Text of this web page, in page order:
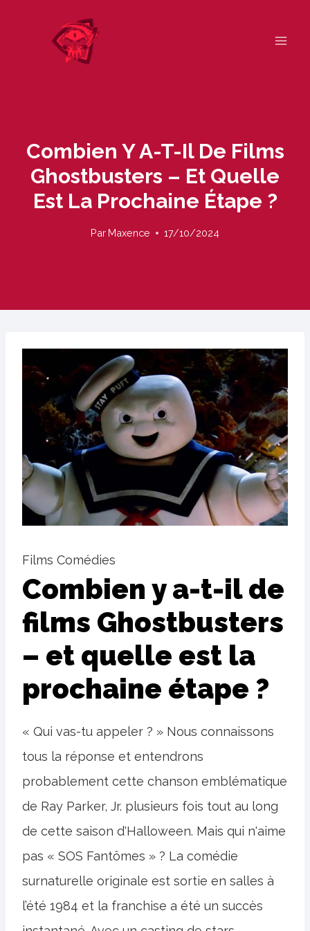
Combien Y A-T-Il De Films
Ghostbusters – Et Quelle
Est La Prochaine Étape ?
Par Maxence 17/10/2024
Films Comédies
Combien y a-t-il de
films Ghostbusters
– et quelle est la
prochaine étape ?
« Qui vas-tu appeler ? » Nous connaissons
tous la réponse et entendrons
probablement cette chanson emblématique
de Ray Parker, Jr. plusieurs fois tout au long
de cette saison d'Halloween. Mais qui n'aime
pas « SOS Fantômes » ? La comédie
surnaturelle originale est sortie en salles à
l’été 1984 et la franchise a été un succès